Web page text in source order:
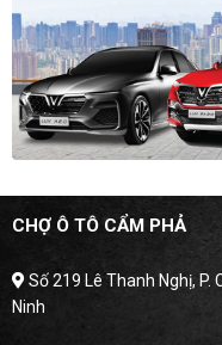
CHỢ Ô TÔ CẨM PHẢ
Số 219 Lê Thanh Nghị, P.
Ninh